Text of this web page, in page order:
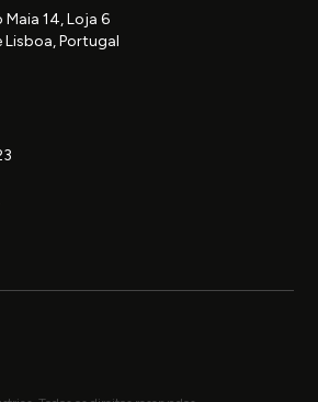
14, Loja 6
Portugal